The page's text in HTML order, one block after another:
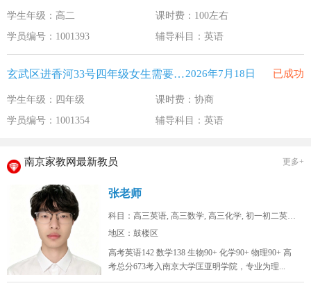
学生年级：高二
课时费：100左右
学员编号：1001393
辅导科目：英语
玄武区进香河33号四年级女生需要补习英语2026年7月18日 已成功
学生年级：四年级
课时费：协商
学员编号：1001354
辅导科目：英语
南京家教网最新教员 更多+
张老师
科目：高三英语, 高三数学, 高三化学, 初一初二英语...
地区：鼓楼区
高考英语142 数学138 生物90+ 化学90+ 物理90+ 高
考总分673考入南京大学匡亚明学院，专业为理...